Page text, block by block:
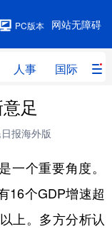
网站无障碍
PC版本
人事 国际 财
教育
体育
军事
足
报海外版
个重要角度。
16个GDP增速超
上。多方分析认